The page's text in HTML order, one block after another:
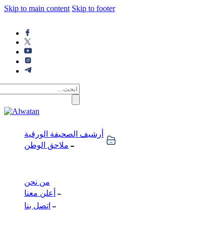
Skip to main content Skip to footer
أرشيف الصحيفة الورقية
ملاحق الوطن
من نحن
أعلن معنا
اتصل بنا